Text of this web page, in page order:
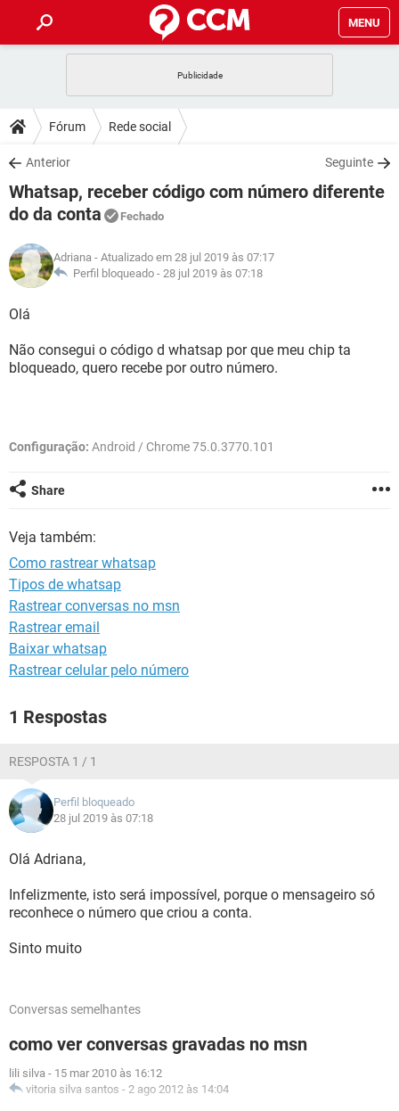
MENU
CELULAR
OUTLOOK
INSTAGRAM GMAIL
GUIA DE COMPRAS
DICAS
JOGOS
OUTLOOK
GUIA DE COMPRAS
DOWNLOADS
JOGOS WHATSAPP
CELULAR
OUTLOOK EXCEL
INSTAGRAM
GUIA DE COMPRAS
FÓRUM
CELULAR FACEBOOK
GUIA DE COMPRAS
GLOSSÁRIO
JOGOS
CELULAR
OUTLOOK EXCEL
INSTAGRAM GMAIL
Fórum Rede social
Anterior Seguinte
Whatsap, receber código com número diferente
do da conta
Fechado
Adriana - Atualizado em 28 jul 2019 às 07:17
Perfil bloqueado - 28 jul 2019 às 07:18
Olá
Não consegui o código d whatsap por que meu chip ta
bloqueado, quero recebe por outro número.
Configuração: Android / Chrome 75.0.3770.101
Share
Veja também:
Como rastrear whatsap
Tipos de whatsap
Rastrear conversas no msn
Rastrear email
Baixar whatsap
Rastrear celular pelo número
1 Respostas
RESPOSTA 1 / 1
Perfil bloqueado
28 jul 2019 às 07:18
Olá Adriana,
Infelizmente, isto será impossível, porque o mensageiro só
reconhece o número que criou a conta.
Sinto muito
Conversas semelhantes
como ver conversas gravadas no msn
lili silva - 15 mar 2010 às 16:12
vitoria silva santos - 2 ago 2012 às 14:04